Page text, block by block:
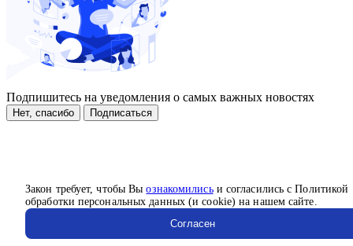
Закон требует, чтобы Выознакомилисьи согласились с Политикой
обработки персональных данных (и cookie) на нашем сайте.
Согласен
Подпишитесь на уведомления о самых важных новостях
Нет, спасибо Подписаться